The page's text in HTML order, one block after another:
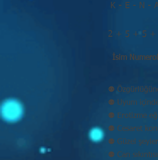
K - E - N -
2 + 5 + 5
İsim
⚉
⚉ Uyum
⚉ Erotizme
⚉ Cesaret
⚉ Güzel
⚉ Can